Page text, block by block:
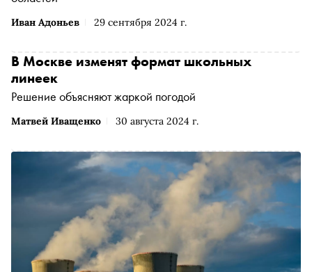
Иван Адоньев 29 сентября 2024 г.
Матвей Иващенко 30 августа 2024 г.
В Москве изменят формат школьных
линеек
Решение объясняют жаркой погодой